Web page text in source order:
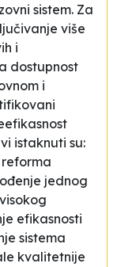
sistem. Za
više
i
dostupnost
i
istaknuti su:
jednog
efikasnosti
sistema
kvalitetnije